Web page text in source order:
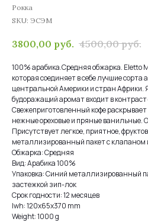
Рокка
SKU: ЭСЭМ
3800,00 руб. 4500,00 руб.
100% арабика.Средняя обжарка. Eletto
которая соединяет в себе лучшие сорта
центральной Америки и стран
будоражащий аромат входит в
Свежеприготовленный кофе
нежные ореховые и пряные ванильные.
Присутствует легкое, приятное,
металлизированный пакет с клапаном
Обжарка: Средняя
Вид: Арабика 100%
Упаковка: Синий металлизированный
застежкой зип-лок
Срок годности: 12 месяцев
lwh: 120x65x370 mm
Weight: 1000 g